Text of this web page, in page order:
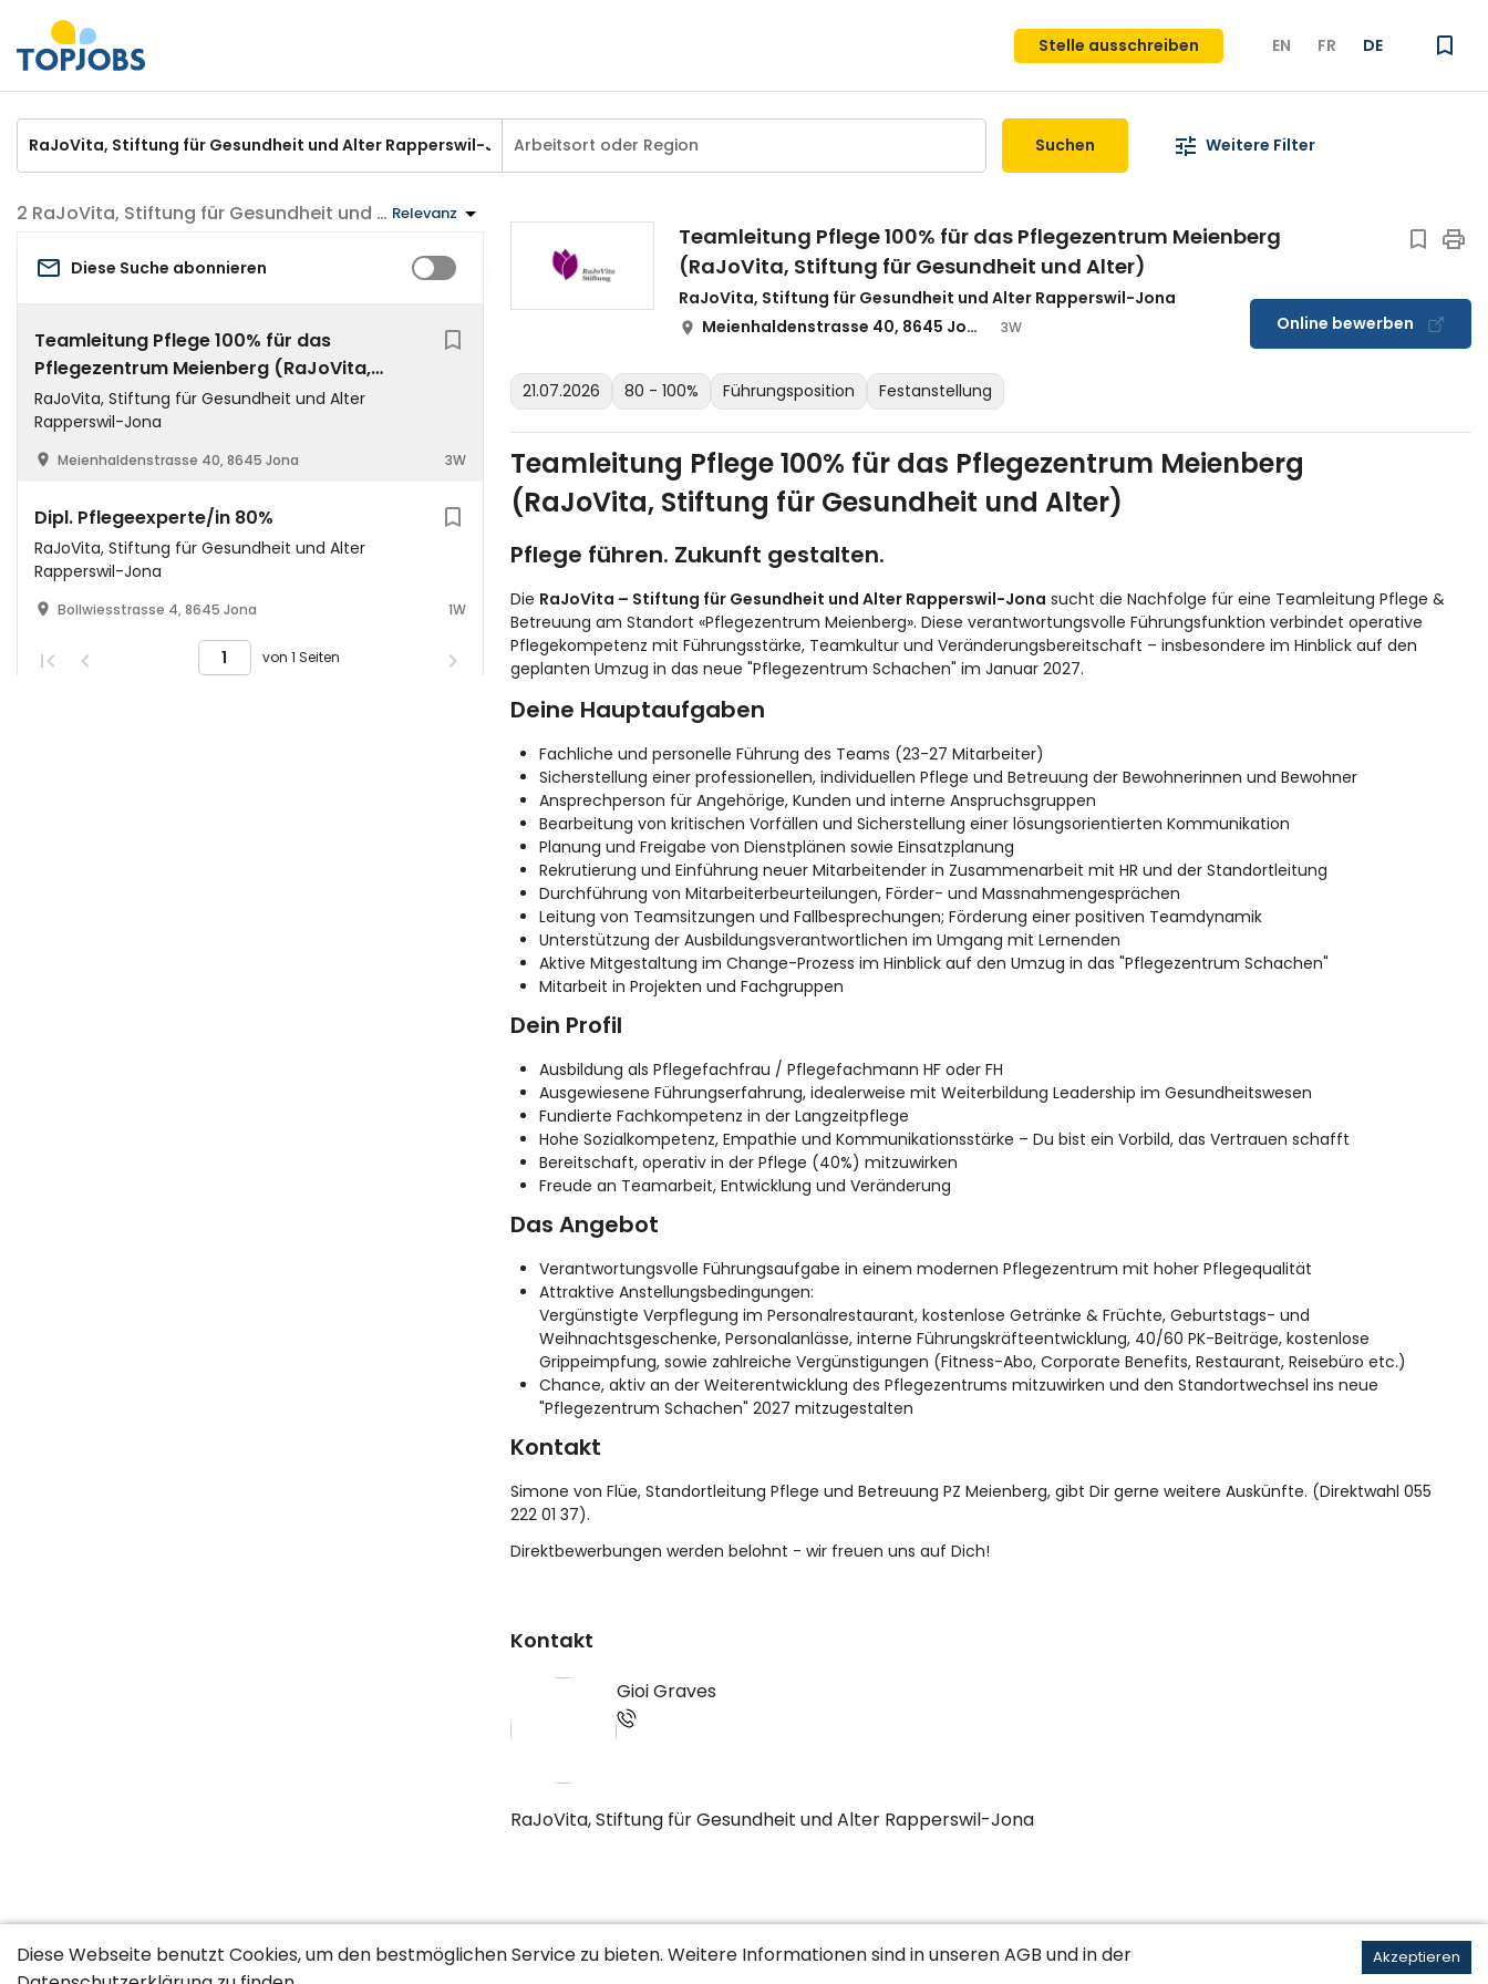
Stelle ausschreiben EN FR DE
Suchen Weitere Filter
RaJoVita, Stiftung für Gesundheit und Alter Rapperswil-Jona Jobs Relevanz
Diese Suche abonnieren
Teamleitung Pflege 100% für das
Pflegezentrum Meienberg (RaJoVita,
Stiftung für Gesundheit und Alter)
RaJoVita, Stiftung für Gesundheit und Alter
Rapperswil-Jona
Meienhaldenstrasse 40, 8645 Jona 3W
Dipl. Pflegeexperte/in 80%
RaJoVita, Stiftung für Gesundheit und Alter
Rapperswil-Jona
Bollwiesstrasse 4, 8645 Jona 1W
von 1 Seiten
Teamleitung Pflege 100% für das Pflegezentrum Meienberg
(RaJoVita, Stiftung für Gesundheit und Alter)
RaJoVita, Stiftung für Gesundheit und Alter Rapperswil-Jona
Meienhaldenstrasse 40, 8645 Jona
3W Online bewerben
21.07.2026 80 - 100% Führungsposition Festanstellung
Teamleitung Pflege 100% für das Pflegezentrum Meienberg
(RaJoVita, Stiftung für Gesundheit und Alter)
Pflege führen. Zukunft gestalten.
Die RaJoVita – Stiftung für Gesundheit und Alter Rapperswil-Jona sucht die Nachfolge für eine Teamleitung Pflege &
Betreuung am Standort «Pflegezentrum Meienberg». Diese verantwortungsvolle Führungsfunktion verbindet operative
Pflegekompetenz mit Führungsstärke, Teamkultur und Veränderungsbereitschaft – insbesondere im Hinblick auf den
geplanten Umzug in das neue "Pflegezentrum Schachen" im Januar 2027.
Deine Hauptaufgaben
Fachliche und personelle Führung des Teams (23-27 Mitarbeiter)
Sicherstellung einer professionellen, individuellen Pflege und Betreuung der Bewohnerinnen und Bewohner
Ansprechperson für Angehörige, Kunden und interne Anspruchsgruppen
Bearbeitung von kritischen Vorfällen und Sicherstellung einer lösungsorientierten Kommunikation
Planung und Freigabe von Dienstplänen sowie Einsatzplanung
Rekrutierung und Einführung neuer Mitarbeitender in Zusammenarbeit mit HR und der Standortleitung
Durchführung von Mitarbeiterbeurteilungen, Förder- und Massnahmengesprächen
Leitung von Teamsitzungen und Fallbesprechungen; Förderung einer positiven Teamdynamik
Unterstützung der Ausbildungsverantwortlichen im Umgang mit Lernenden
Aktive Mitgestaltung im Change-Prozess im Hinblick auf den Umzug in das "Pflegezentrum Schachen"
Mitarbeit in Projekten und Fachgruppen
Dein Profil
Ausbildung als Pflegefachfrau / Pflegefachmann HF oder FH
Ausgewiesene Führungserfahrung, idealerweise mit Weiterbildung Leadership im Gesundheitswesen
Fundierte Fachkompetenz in der Langzeitpflege
Hohe Sozialkompetenz, Empathie und Kommunikationsstärke – Du bist ein Vorbild, das Vertrauen schafft
Bereitschaft, operativ in der Pflege (40%) mitzuwirken
Freude an Teamarbeit, Entwicklung und Veränderung
Das Angebot
Verantwortungsvolle Führungsaufgabe in einem modernen Pflegezentrum mit hoher Pflegequalität
Attraktive Anstellungsbedingungen:
Vergünstigte Verpflegung im Personalrestaurant, kostenlose Getränke & Früchte, Geburtstags- und
Weihnachtsgeschenke, Personalanlässe, interne Führungskräfteentwicklung, 40/60 PK-Beiträge, kostenlose
Grippeimpfung, sowie zahlreiche Vergünstigungen (Fitness-Abo, Corporate Benefits, Restaurant, Reisebüro etc.)
Chance, aktiv an der Weiterentwicklung des Pflegezentrums mitzuwirken und den Standortwechsel ins neue
"Pflegezentrum Schachen" 2027 mitzugestalten
Kontakt
Simone von Flüe, Standortleitung Pflege und Betreuung PZ Meienberg, gibt Dir gerne weitere Auskünfte. (Direktwahl 055
222 01 37).
Direktbewerbungen werden belohnt - wir freuen uns auf Dich!
Kontakt
Gioi Graves
RaJoVita, Stiftung für Gesundheit und Alter Rapperswil-Jona
Jobs nach Berufsgruppen
Diese Webseite benutzt Cookies, um den bestmöglichen Service zu bieten. Weitere Informationen sind in unserenAGB und in der
Akzeptieren